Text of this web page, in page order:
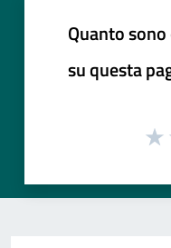
Quanto
su questa